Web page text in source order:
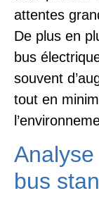
attentes
De plus en
bus
souvent
tout en
bus